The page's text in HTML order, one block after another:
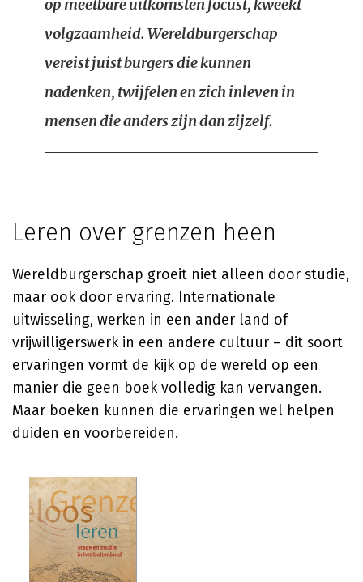
op meetbare uitkomsten focust, kweekt
volgzaamheid. Wereldburgerschap
vereist juist burgers die kunnen
nadenken, twijfelen en zich inleven in
mensen die anders zijn dan zijzelf.
Leren over grenzen heen
Wereldburgerschap groeit niet alleen door studie,
maar ook door ervaring. Internationale
uitwisseling, werken in een ander land of
vrijwilligerswerk in een andere cultuur – dit soort
ervaringen vormt de kijk op de wereld op een
manier die geen boek volledig kan vervangen.
Maar boeken kunnen die ervaringen wel helpen
duiden en voorbereiden.